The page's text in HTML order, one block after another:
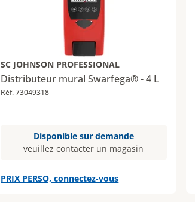
SC JOHNSON PROFESSIONAL
Distributeur mural Swarfega® - 4 L
Réf. 73049318
Disponible sur demande
veuillez contacter un magasin
PRIX PERSO, connectez-vous